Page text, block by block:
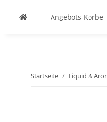
Angebots-Körbe
Startseite Liquid &